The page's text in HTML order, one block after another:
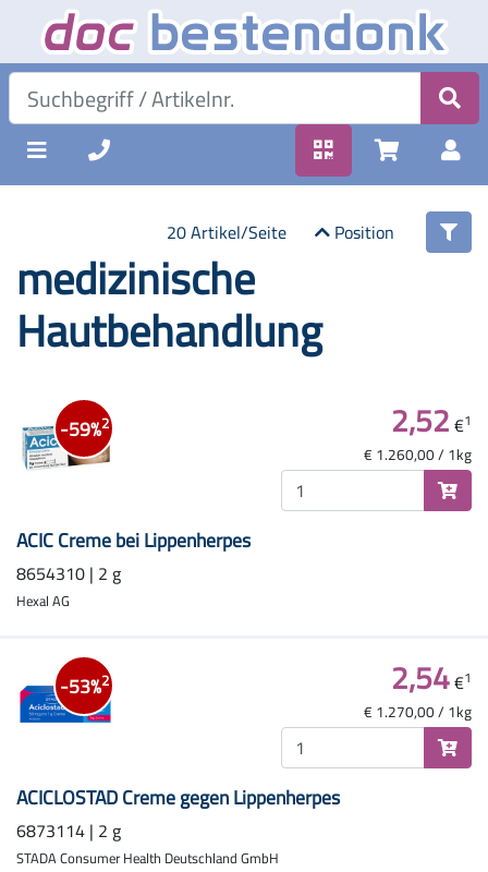
20 Artikel/Seite Position
medizinische
Hautbehandlung
-59%2
ACIC Creme bei Lippenherpes
8654310 | 2 g
Hexal AG
2,52€1
€ 1.260,00 / 1kg
-53%2
ACICLOSTAD Creme gegen Lippenherpes
6873114 | 2 g
STADA Consumer Health Deutschland GmbH
2,54€1
€ 1.270,00 / 1kg